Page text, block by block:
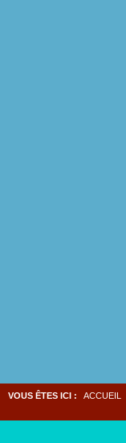
VOUS ÊTES ICI : ACCUEIL